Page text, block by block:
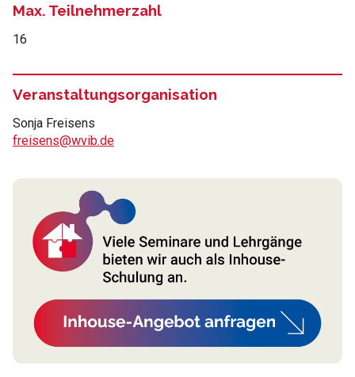
Max. Teilnehmerzahl
16
Veranstaltungsorganisation
Sonja Freisens
freisens@wvib.de